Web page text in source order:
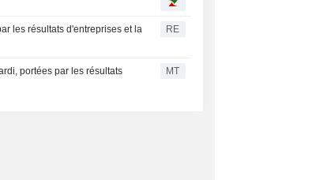
les résultats d'entreprises et la
RE
portées par les résultats
MT